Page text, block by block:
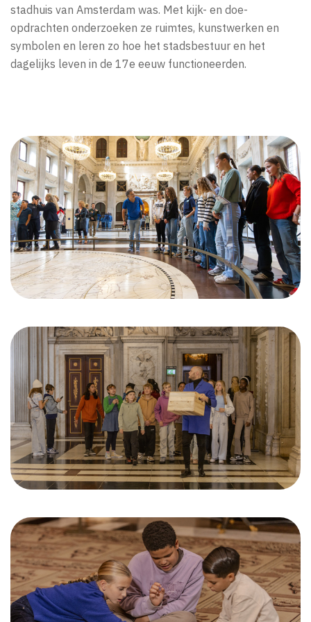
stadhuis van Amsterdam was. Met kijk- en doe-
opdrachten onderzoeken ze ruimtes, kunstwerken en
symbolen en leren zo hoe het stadsbestuur en het
dagelijks leven in de 17e eeuw functioneerden.